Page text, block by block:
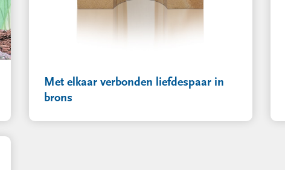
Met elkaar verbonden liefdespaar in
brons